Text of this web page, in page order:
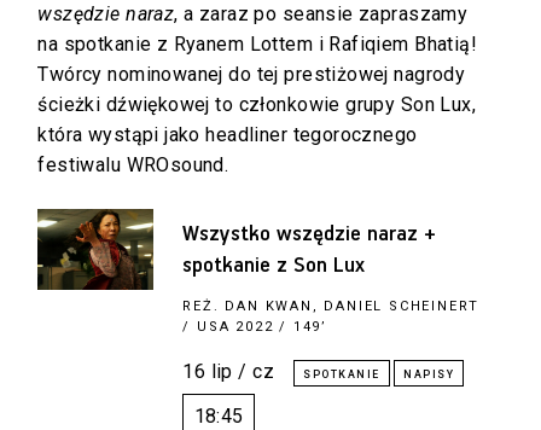
wszędzie naraz, a zaraz po seansie zapraszamy
na spotkanie z Ryanem Lottem i Rafiqiem Bhatią!
Twórcy nominowanej do tej prestiżowej nagrody
ścieżki dźwiękowej to członkowie grupy Son Lux,
która wystąpi jako headliner tegorocznego
festiwalu WROsound.
Wszystko wszędzie naraz +
spotkanie z Son Lux
REŻ. DAN KWAN, DANIEL SCHEINERT
/ USA 2022 / 149’
16 lip / cz
18:45